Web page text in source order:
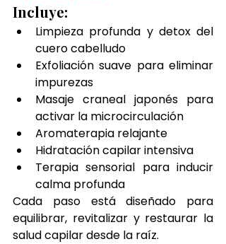
Incluye:
Limpieza profunda y detox del
cuero cabelludo
Exfoliación suave para eliminar
impurezas
Masaje craneal japonés para
activar la microcirculación
Aromaterapia relajante
Hidratación capilar intensiva
Terapia sensorial para inducir
calma profunda
Cada paso está diseñado para
equilibrar, revitalizar y restaurar la
salud capilar desde la raíz.